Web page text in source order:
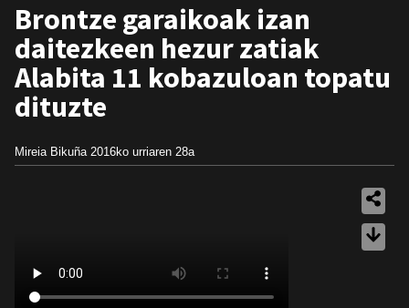
Brontze garaikoak izan
daitezkeen hezur zatiak
Alabita 11 kobazuloan topatu
dituzte
Mireia Bikuña 2016ko urriaren 28a